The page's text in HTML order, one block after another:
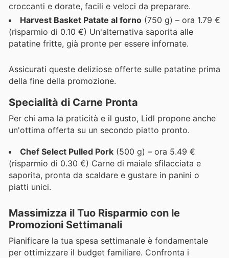
croccanti e dorate, facili e veloci da preparare.
Harvest Basket Patate al forno (750 g) – ora 1.79 €
(risparmio di 0.10 €) Un'alternativa saporita alle
patatine fritte, già pronte per essere infornate.
Assicurati queste deliziose offerte sulle patatine prima
della fine della promozione.
Specialità di Carne Pronta
Per chi ama la praticità e il gusto, Lidl propone anche
un'ottima offerta su un secondo piatto pronto.
Chef Select Pulled Pork (500 g) – ora 5.49 €
(risparmio di 0.30 €) Carne di maiale sfilacciata e
saporita, pronta da scaldare e gustare in panini o
piatti unici.
Massimizza il Tuo Risparmio con le
Promozioni Settimanali
Pianificare la tua spesa settimanale è fondamentale
per ottimizzare il budget familiare. Confronta i